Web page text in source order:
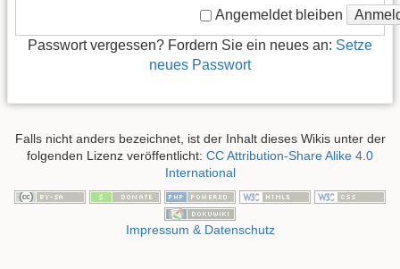
Angemeldet bleiben
Passwort vergessen? Fordern Sie ein neues an: Setze
neues Passwort
Falls nicht anders bezeichnet, ist der Inhalt dieses Wikis unter der
folgenden Lizenz veröffentlicht: CC Attribution-Share Alike 4.0
International
Impressum & Datenschutz